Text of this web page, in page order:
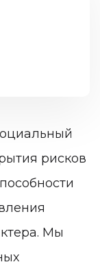
рисков
Мы